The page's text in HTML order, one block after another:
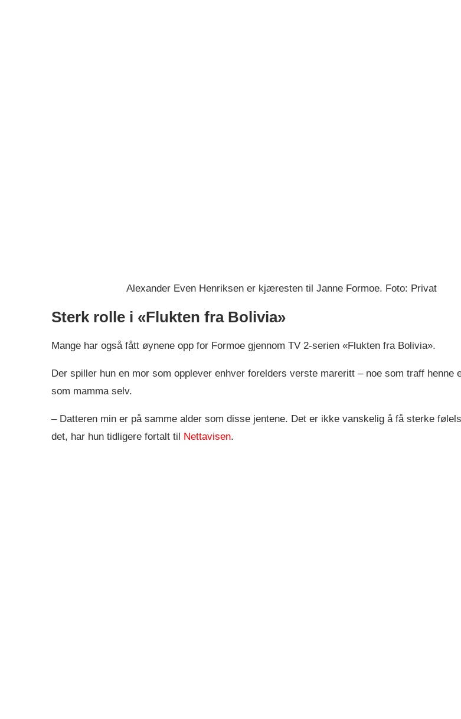
Alexander Even Henriksen er kjæresten til Janne Formoe. Foto: Privat
Sterk rolle i «Flukten fra Bolivia»
Mange har også fått øynene opp for Formoe gjennom TV 2-serien «Flukten fra Bolivia».
Der spiller hun en mor som opplever enhver forelders verste mareritt – noe som traff henne
som mamma selv.
– Datteren min er på samme alder som disse jentene. Det er ikke vanskelig å få sterke
det, har hun tidligere fortalt til Nettavisen.